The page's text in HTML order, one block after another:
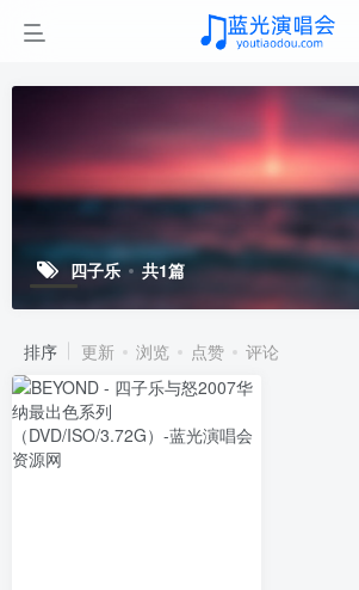
四子乐 共1篇
排序 更新 浏览 点赞 评论